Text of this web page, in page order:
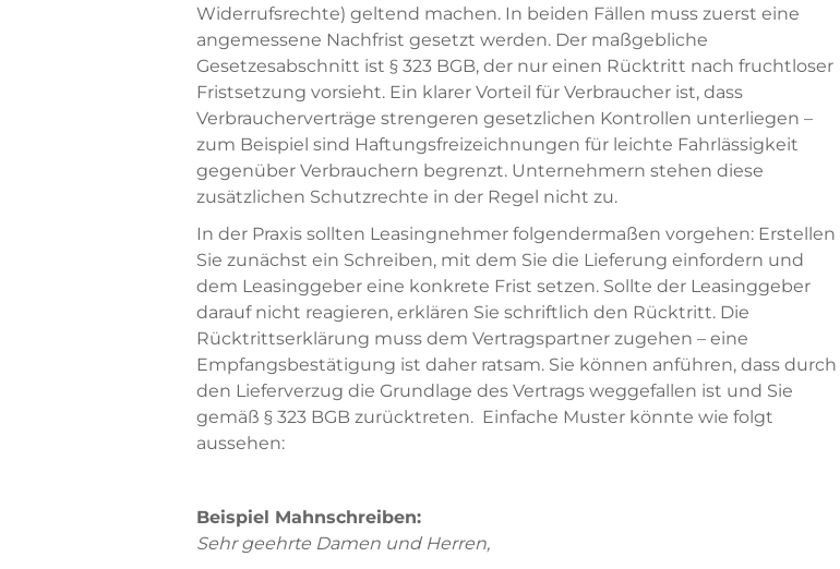
Widerrufsrechte) geltend machen. In beiden Fällen muss zuerst eine
angemessene Nachfrist gesetzt werden. Der maßgebliche
Gesetzesabschnitt ist § 323 BGB, der nur einen Rücktritt nach fruchtloser
Fristsetzung vorsieht. Ein klarer Vorteil für Verbraucher ist, dass
Verbraucherverträge strengeren gesetzlichen Kontrollen unterliegen –
zum Beispiel sind Haftungsfreizeichnungen für leichte Fahrlässigkeit
gegenüber Verbrauchern begrenzt. Unternehmern stehen diese
zusätzlichen Schutzrechte in der Regel nicht zu.
In der Praxis sollten Leasingnehmer folgendermaßen vorgehen: Erstellen
Sie zunächst ein Schreiben, mit dem Sie die Lieferung einfordern und
dem Leasinggeber eine konkrete Frist setzen. Sollte der Leasinggeber
darauf nicht reagieren, erklären Sie schriftlich den Rücktritt. Die
Rücktrittserklärung muss dem Vertragspartner zugehen – eine
Empfangsbestätigung ist daher ratsam. Sie können anführen, dass durch
den Lieferverzug die Grundlage des Vertrags weggefallen ist und Sie
gemäß § 323 BGB zurücktreten. Einfache Muster könnte wie folgt
aussehen:
Beispiel Mahnschreiben:
Sehr geehrte Damen und Herren,